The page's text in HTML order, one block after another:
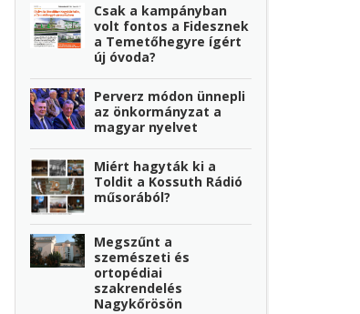
Csak a kampányban
volt fontos a Fidesznek
a Temetőhegyre ígért
új óvoda?
Perverz módon ünnepli
az önkormányzat a
magyar nyelvet
Miért hagyták ki a
Toldit a Kossuth Rádió
műsorából?
Megszűnt a
szemészeti és
ortopédiai
szakrendelés
Nagykőrösön